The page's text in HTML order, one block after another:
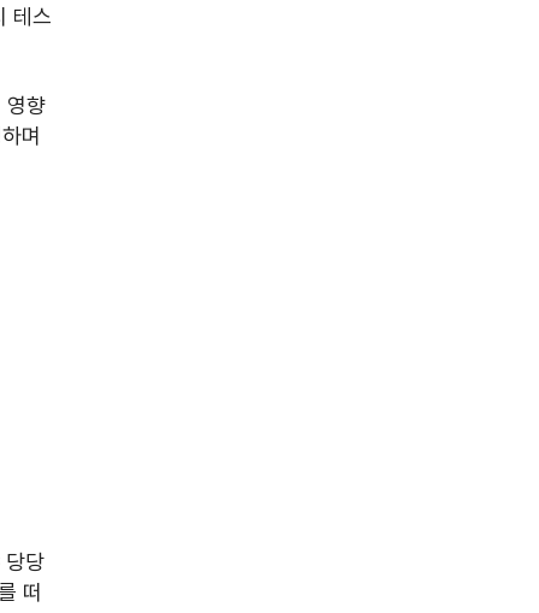
테스
영향
며
당
떠